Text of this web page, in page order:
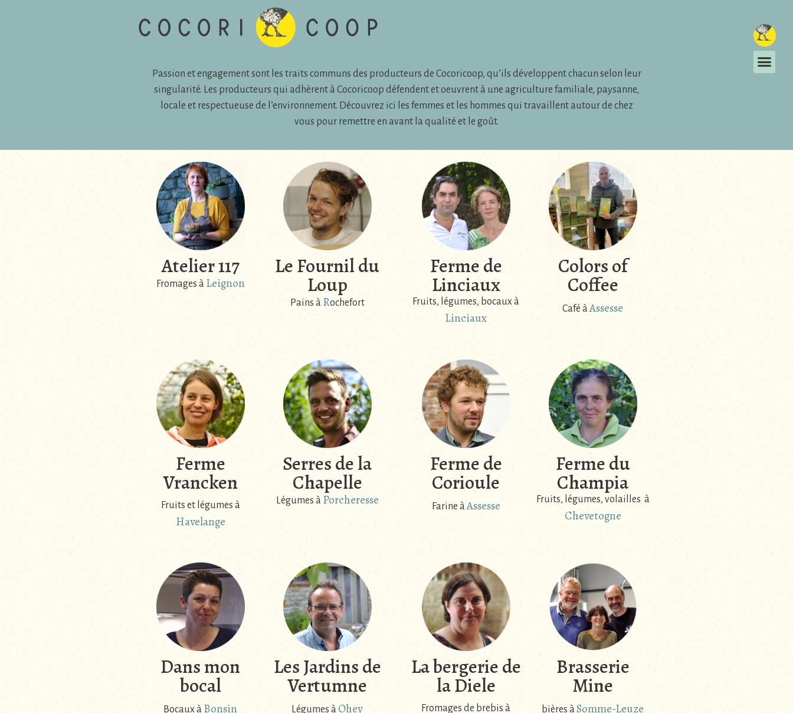
Passion et engagement sont les traits communs des producteurs de Cocoricoop, qu’ils développent chacun selon leur
singularité. Les producteurs qui adhèrent à Cocoricoop défendent et oeuvrent à une agriculture familiale, paysanne,
locale et respectueuse de l’environnement. Découvrez ici les femmes et les hommes qui travaillent autour de chez
vous pour remettre en avant la qualité et le goût.
Atelier 117
Fromages à Leignon
Le Fournil du
Loup
Pains à Rochefort
Ferme de
Linciaux
Fruits, légumes, bocaux à
Linciaux
Colors of
Coffee
Café àAssesse
Ferme
Vrancken
Fruits et légumes à
Havelange
Serres de la
Chapelle
Légumes à Porcheresse
Ferme de
Corioule
Farine àAssesse
Ferme du
Champia
Fruits, légumes, volailles à
Chevetogne
Dans mon
bocal
Bocaux à Bonsin
Les Jardins de
Vertumne
Légumes à Ohey
La bergerie de
la Diele
Fromages de brebis à
Brasserie
Mine
bières à Somme-Leuze